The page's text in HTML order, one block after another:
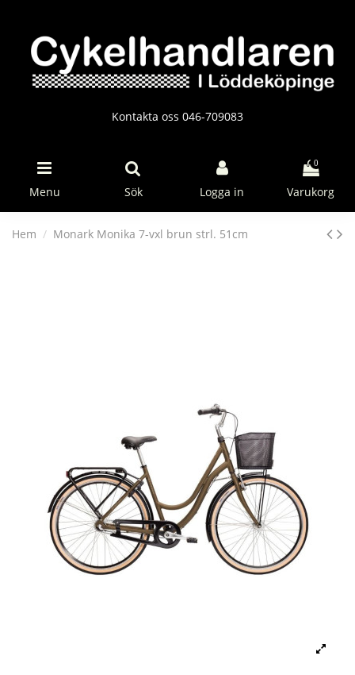
Kontakta oss 046-709083
Menu Sök Logga in
0
Varukorg
Hem Monark Monika 7-vxl brun strl. 51cm